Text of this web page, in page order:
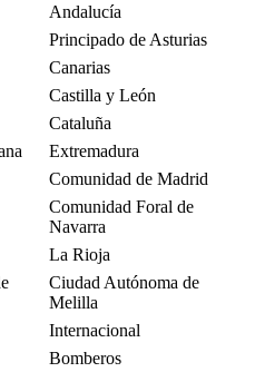
Andalucía
Principado de Asturias
Canarias
Castilla y León
Cataluña
Extremadura
Comunidad de Madrid
Comunidad Foral de
Navarra
La Rioja
Ciudad Autónoma de
Melilla
Internacional
Bomberos